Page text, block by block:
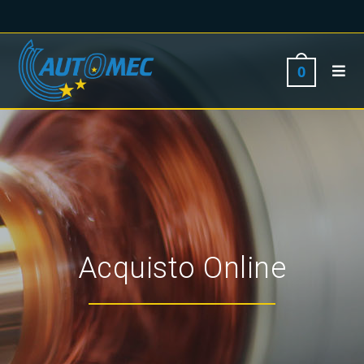
0
Acquisto Online